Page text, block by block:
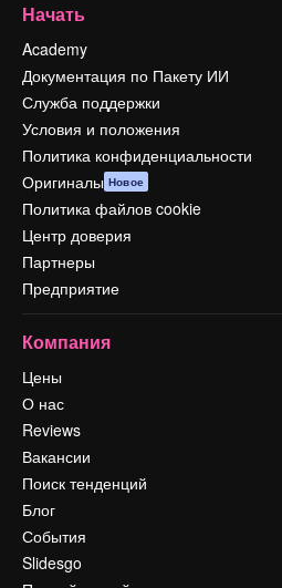
Начать
Academy
Документация по Пакету ИИ
Служба поддержки
Условия и положения
Политика конфиденциальности
Оригиналы Новое
Политика файлов cookie
Центр доверия
Партнеры
Предприятие
Компания
Цены
О нас
Reviews
Вакансии
Поиск тенденций
Блог
События
Slidesgo